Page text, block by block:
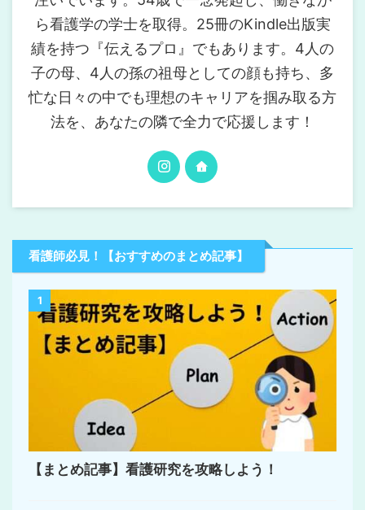
ら看護学の学士を取得。25冊のKindle出版実
績を持つ『伝えるプロ』でもあります。4人の
子の母、4人の孫の祖母としての顔も持ち、多
忙な日々の中でも理想のキャリアを掴み取る方
法を、あなたの隣で全力で応援します！
看護師必見！【おすすめのまとめ記事】
1
【まとめ記事】看護研究を攻略しよう！